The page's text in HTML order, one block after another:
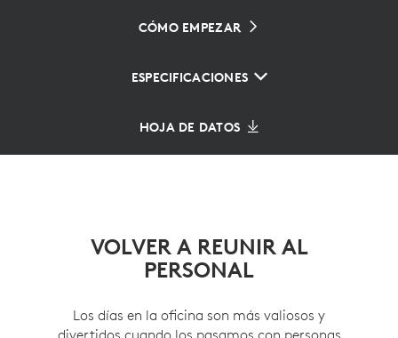
CÓMO EMPEZAR
ESPECIFICACIONES
HOJA DE DATOS
VOLVER A REUNIR AL
PERSONAL
Los días en la oficina son más valiosos y
divertidos cuando los pasamos con personas